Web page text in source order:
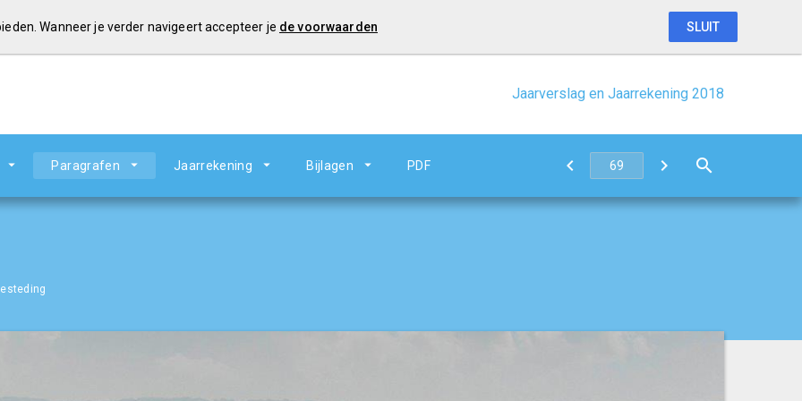
Jaarverslag en Jaarrekening 2018
Paragrafen Jaarrekening Bijlagen PDF
Wanneer je verder navigeert accepteer je de voorwaarden SLUIT